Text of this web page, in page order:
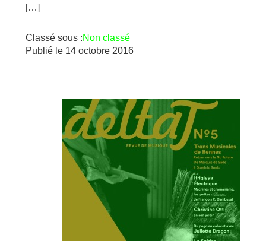
[…]
Classé sous :Non classé
Publié le 14 octobre 2016